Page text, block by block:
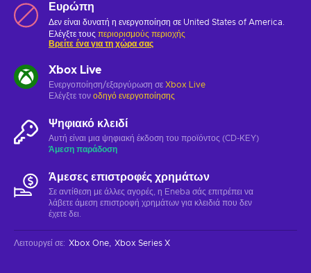
Ευρώπη
Δεν είναι δυνατή η ενεργοποίηση σε United States of America.
Ελέγξτε τους περιορισμούς περιοχής
Βρείτε ένα για τη χώρα σας
Xbox Live
Ενεργοποίηση/εξαργύρωση σε Xbox Live
Ελέγξτε τον οδηγό ενεργοποίησης
Ψηφιακό κλειδί
Αυτή είναι μια ψηφιακή έκδοση του προϊόντος (CD-KEY)
Άμεση παράδοση
Άμεσες επιστροφές χρημάτων
Σε αντίθεση με άλλες αγορές, η Eneba σάς επιτρέπει να
λάβετε άμεση επιστροφή χρημάτων για κλειδιά που δεν
έχετε δει.
Λειτουργεί σε: Xbox One Xbox Series X